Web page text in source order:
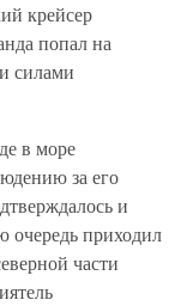
крейсер
попал на
силами
в море
за его
и
очередь приходил
части